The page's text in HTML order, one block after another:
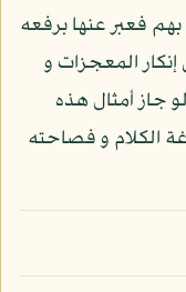
فعبر عنها برفعه
المعجزات و
جاز أمثال هذه
الكلام و فصاحته